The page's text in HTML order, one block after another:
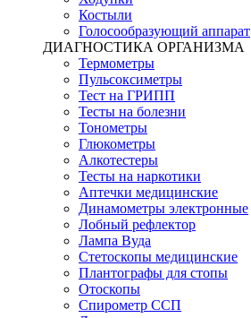
Костыли
Голосообразующий аппарат
ДИАГНОСТИКА ОРГАНИЗМА
Термометры
Пульсоксиметры
Тест на ГРИПП
Тесты на болезни
Тонометры
Глюкометры
Алкотестеры
Тесты на наркотики
Аптечки медицинские
Динамометры электронные
Лобный рефлектор
Лампа Вуда
Стетоскопы медицинские
Плантографы для стопы
Отоскопы
Спирометр ССП